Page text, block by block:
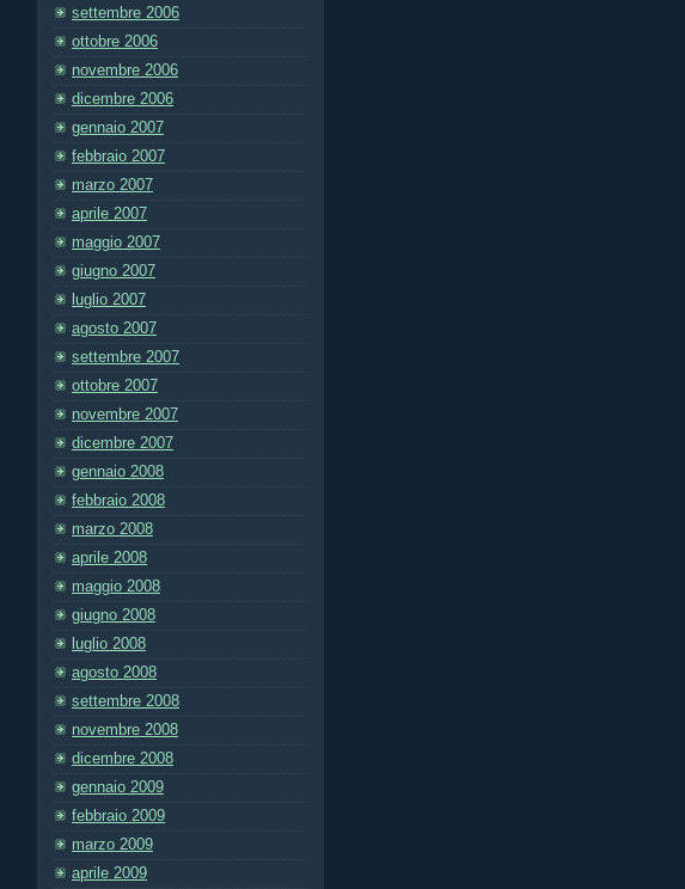
settembre 2006
ottobre 2006
novembre 2006
dicembre 2006
gennaio 2007
febbraio 2007
marzo 2007
aprile 2007
maggio 2007
giugno 2007
luglio 2007
agosto 2007
settembre 2007
ottobre 2007
novembre 2007
dicembre 2007
gennaio 2008
febbraio 2008
marzo 2008
aprile 2008
maggio 2008
giugno 2008
luglio 2008
agosto 2008
settembre 2008
novembre 2008
dicembre 2008
gennaio 2009
febbraio 2009
marzo 2009
aprile 2009